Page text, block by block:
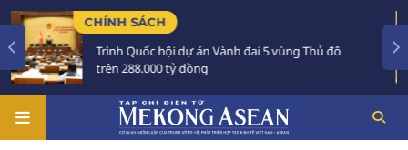
CHÍNH SÁCH
Trình Quốc hội dự án Vành đai 5 vùng Thủ đô
trên 288.000 tỷ đồng